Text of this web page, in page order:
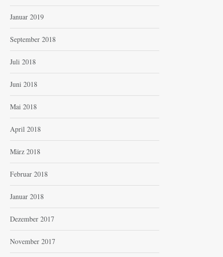
Januar 2019
September 2018
Juli 2018
Juni 2018
Mai 2018
April 2018
März 2018
Februar 2018
Januar 2018
Dezember 2017
November 2017